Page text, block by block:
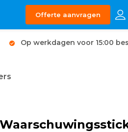
Offerte aanvragen
Op werkdagen voor 15:00